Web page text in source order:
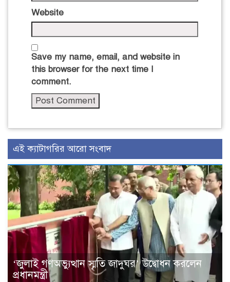
Website
Save my name, email, and website in
this browser for the next time I
comment.
এই ক্যাটাগরির আরো সংবাদ
‘জুলাই গণঅভ্যুত্থান স্মৃতি জাদুঘর’ উদ্বোধন করলেন
প্রধানমন্ত্রী